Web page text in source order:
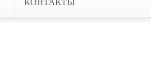
КОНТАКТЫ